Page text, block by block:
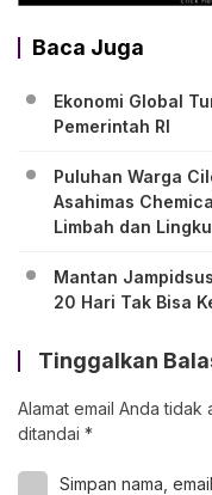
Baca Juga
Ekonomi Global
Pemerintah RI
Puluhan Warga
Asahimas
Limbah dan
Mantan
20 Hari Tak Bisa
Tinggalkan
Alamat email Anda tidak
ditandai *
Simpan nama,